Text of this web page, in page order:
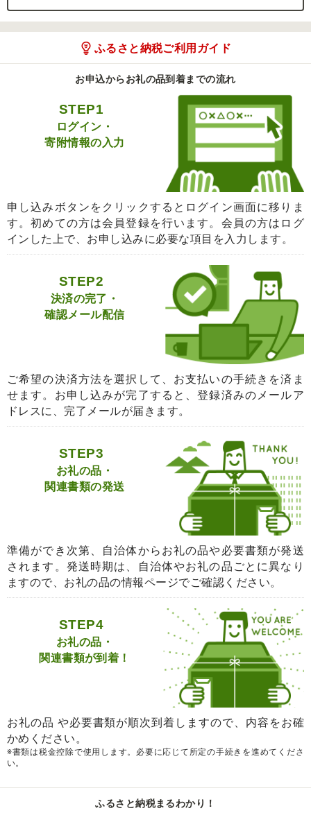
ふるさと納税ご利用ガイド
お申込からお礼の品到着までの流れ
STEP1
ログイン・
寄附情報の入力
申し込みボタンをクリックするとログイン画面に移りま
す。初めての方は会員登録を行います。会員の方はログ
インした上で、お申し込みに必要な項目を入力します。
STEP2
決済の完了・
確認メール配信
ご希望の決済方法を選択して、お支払いの手続きを済ま
せます。お申し込みが完了すると、登録済みのメールア
ドレスに、完了メールが届きます。
STEP3
お礼の品・
関連書類の発送
準備ができ次第、自治体からお礼の品や必要書類が発送
されます。発送時期は、自治体やお礼の品ごとに異なり
ますので、お礼の品の情報ページでご確認ください。
STEP4
お礼の品・
関連書類が到着！
お礼の品 や必要書類が順次到着しますので、内容をお確
かめください。
※書類は税金控除で使用します。必要に応じて所定の手続きを進めてくださ
い。
ふるさと納税まるわかり！